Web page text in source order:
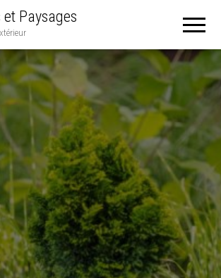
Paysages